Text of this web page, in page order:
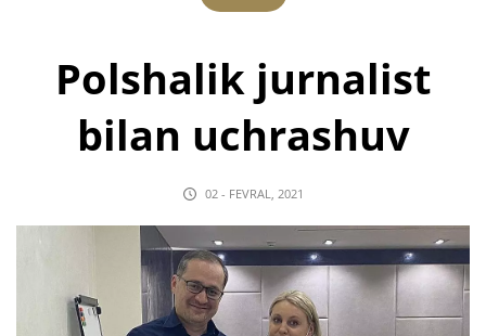
Polshalik jurnalist
bilan uchrashuv
02 - FEVRAL, 2021